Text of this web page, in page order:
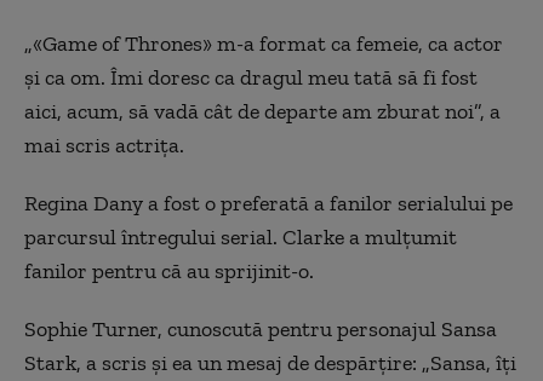
„«Game of Thrones» m-a format ca femeie, ca actor
şi ca om. Îmi doresc ca dragul meu tată să fi fost
aici, acum, să vadă cât de departe am zburat noi”, a
mai scris actriţa.
Regina Dany a fost o preferată a fanilor serialului pe
parcursul întregului serial. Clarke a mulţumit
fanilor pentru că au sprijinit-o.
Sophie Turner, cunoscută pentru personajul Sansa
Stark, a scris şi ea un mesaj de despărţire: „Sansa, îţi